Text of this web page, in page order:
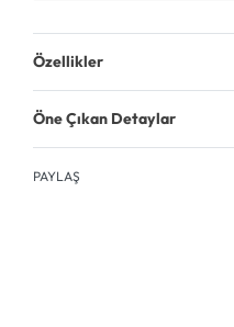
Özellikler
Öne Çıkan Detaylar
PAYLAŞ